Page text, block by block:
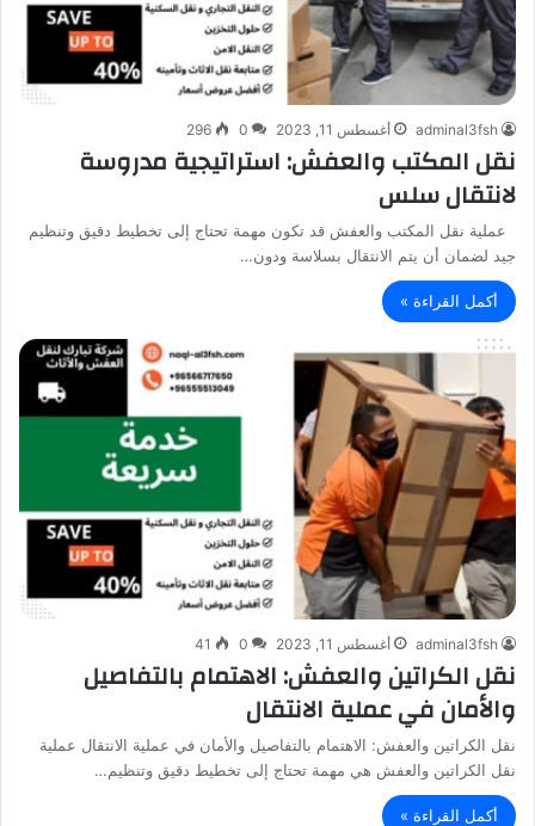
adminal3fsh أغسطس 11, 2023 0
296
نقل المكتب والعفش: استراتيجية مدروسة
لانتقال سلس
عملية نقل المكتب والعفش قد تكون مهمة تحتاج إلى تخطيط دقيق وتنظيم
جيد لضمان أن يتم الانتقال بسلاسة ودون…
أكمل القراءة »
adminal3fsh أغسطس 11, 2023 0
41
نقل الكراتين والعفش: الاهتمام بالتفاصيل
والأمان في عملية الانتقال
نقل الكراتين والعفش: الاهتمام بالتفاصيل والأمان في عملية الانتقال عملية
نقل الكراتين والعفش هي مهمة تحتاج إلى تخطيط دقيق وتنظيم…
أكمل القراءة »